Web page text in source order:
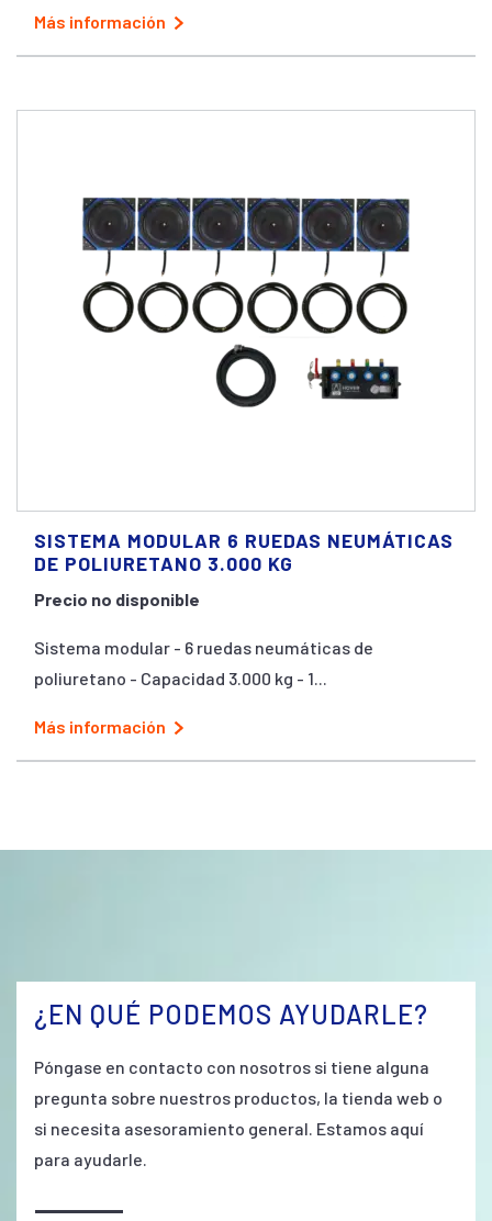
Más información
SISTEMA MODULAR 6 RUEDAS NEUMÁTICAS
DE POLIURETANO 3.000 KG
Precio no disponible
Sistema modular - 6 ruedas neumáticas de
poliuretano - Capacidad 3.000 kg - 1...
Más información
¿EN QUÉ PODEMOS AYUDARLE?
Póngase en contacto con nosotros si tiene alguna
pregunta sobre nuestros productos, la tienda web o
si necesita asesoramiento general. Estamos aquí
para ayudarle.